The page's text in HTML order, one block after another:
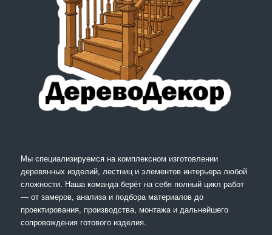
Мы специализируемся на комплексном изготовлении
деревянных изделий, лестниц и элементов интерьера любой
сложности. Наша команда берёт на себя полный цикл работ
— от замеров, анализа и подбора материалов до
проектирования, производства, монтажа и дальнейшего
сопровождения готового изделия.